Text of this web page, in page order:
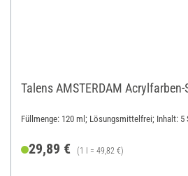
Talens AMSTERDAM
Füllmenge: 120 ml; Lösungsmittelfrei; Inhalt: 5
29,89 € (1 l = 49,82 €)